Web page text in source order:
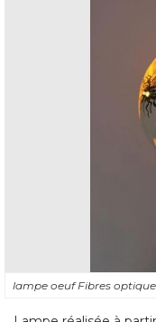
lampe oeuf Fibres